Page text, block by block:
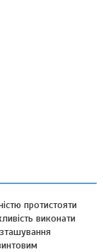
протистояти
виконати